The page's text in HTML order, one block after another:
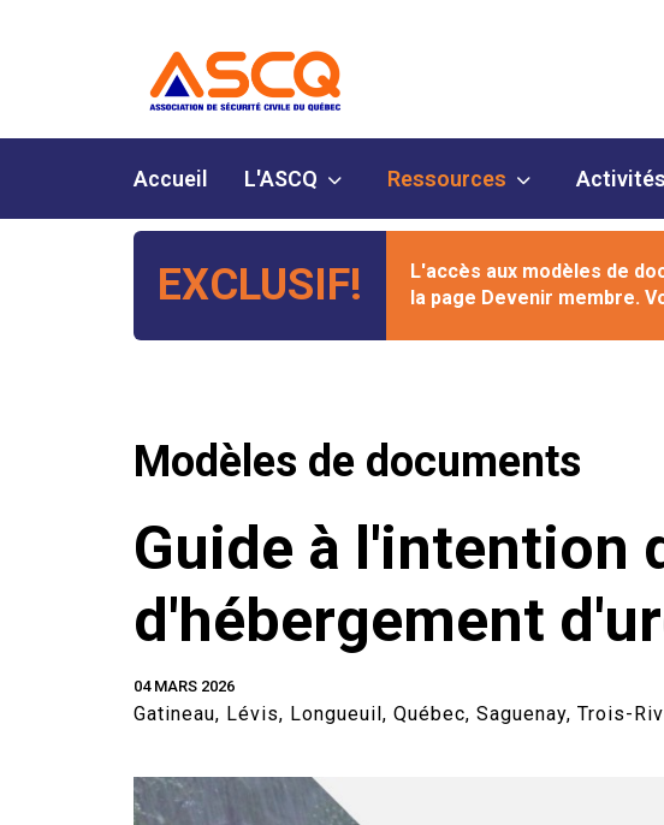
Accueil L'ASCQ Ressources Activités
EXCLUSIF!
L'accès aux modèles de
la page Devenir membre.
Modèles de documents
Guide à l'intention
d'hébergement
04 MARS 2026
Gatineau, Lévis, Longueuil, Québec, Saguenay, Trois-